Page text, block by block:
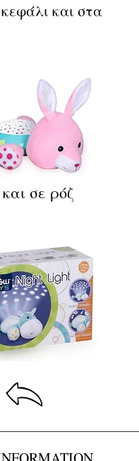
και στα
σε ρόζ